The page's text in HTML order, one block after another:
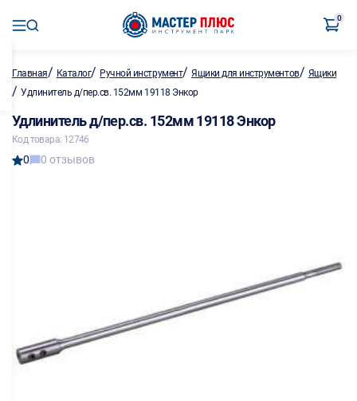
0
Главная/ Каталог/ Ручной инструмент/Ящики для инструментов/ Ящики
/ Удлинитель д/пер.св. 152мм 19118 Энкор
Удлинитель д/пер.св. 152мм 19118 Энкор
Код товара: 12746
0 0 отзывов